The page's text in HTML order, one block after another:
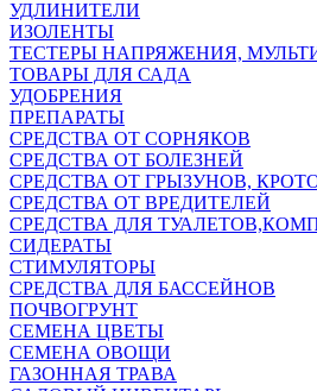
УДЛИНИТЕЛИ
ИЗОЛЕНТЫ
ТЕСТЕРЫ НАПРЯЖЕНИЯ,
ТОВАРЫ ДЛЯ САДА
УДОБРЕНИЯ
ПРЕПАРАТЫ
СРЕДСТВА ОТ СОРНЯКОВ
СРЕДСТВА ОТ БОЛЕЗНЕЙ
СРЕДСТВА ОТ ГРЫЗУНОВ,
СРЕДСТВА ОТ ВРЕДИТЕЛЕЙ
СРЕДСТВА ДЛЯ
СИДЕРАТЫ
СТИМУЛЯТОРЫ
СРЕДСТВА ДЛЯ БАССЕЙНОВ
ПОЧВОГРУНТ
СЕМЕНА ЦВЕТЫ
СЕМЕНА ОВОЩИ
ГАЗОННАЯ ТРАВА